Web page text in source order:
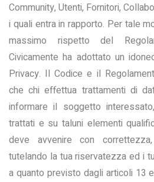
Community, Utenti, Fornitori,
i quali entra in rapporto. Per tale
massimo rispetto del
Civicamente ha adottato un
Privacy. Il Codice e il
che chi effettua trattamenti di
informare il soggetto
trattati e su taluni elementi
deve avvenire con
tutelando la tua riservatezza ed i
a quanto previsto dagli articoli 13